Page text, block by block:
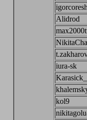
Alidrod
iura-sk
Karasick_
kol9